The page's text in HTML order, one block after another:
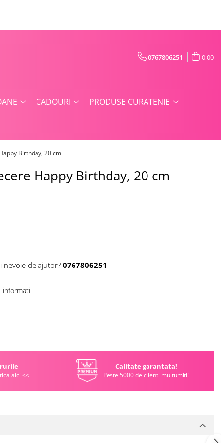
0767806251 0,00
CADOURI PRODUSE CURATENIE
Birthday, 20 cm
Happy Birthday, 20 cm
nevoie de ajutor? 0767806251
informatii
aici <<
Calitate garantata!
Peste 5000 de clienti multumiti!